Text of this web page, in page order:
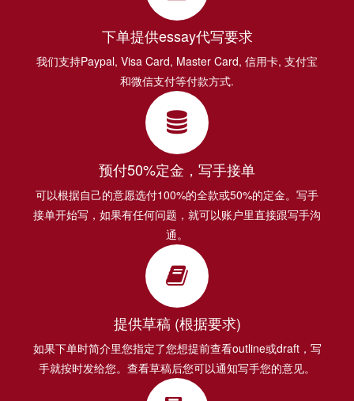
下单提供essay代写要求
我们支持Paypal, Visa Card, Master Card, 信用卡, 支付宝
和微信支付等付款方式.
预付50%定金，写手接单
可以根据自己的意愿选付100%的全款或50%的定金。写手
接单开始写，如果有任何问题，就可以账户里直接跟写手沟
通。
提供草稿 (根据要求)
如果下单时简介里您指定了您想提前查看outline或draft，写
手就按时发给您。查看草稿后您可以通知写手您的意见。